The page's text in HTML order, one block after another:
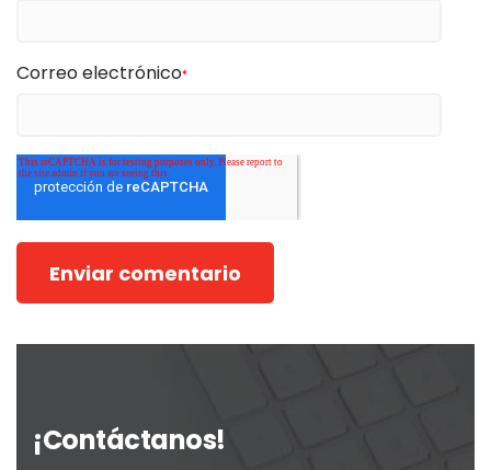
Correo electrónico*
¡Contáctanos!